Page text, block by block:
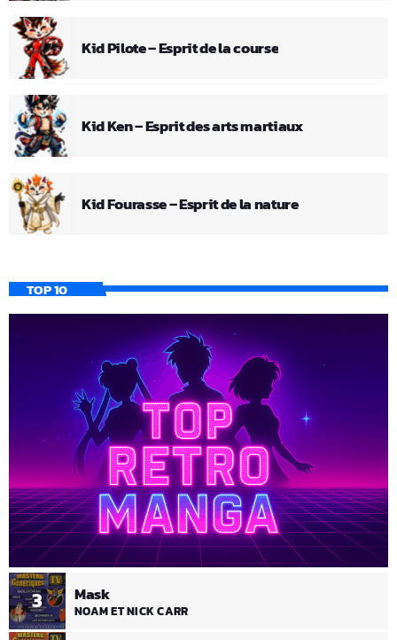
Kid Pilote – Esprit de la course
Kid Ken – Esprit des arts martiaux
Kid Fourasse – Esprit de la nature
TOP 10
3 Mask
NOAM ET NICK CARR